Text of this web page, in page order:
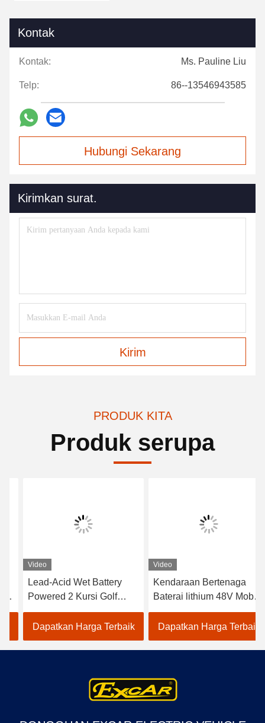
Kontak
Kontak: Ms. Pauline Liu
Telp: 86--13546943585
Hubungi Sekarang
Kirimkan surat.
Kirim
PRODUK KITA
Produk serupa
Video
Lead-Acid Wet Battery
Powered 2 Kursi Golf
Carts / Electric Buggy Car
Dapatkan Harga Terbaik
Video
Kendaraan Bertenaga
Baterai lithium 48V Mobil
Golf Listrik EXCAR
A1S6+2 Putih
Dapatkan Harga Terbaik